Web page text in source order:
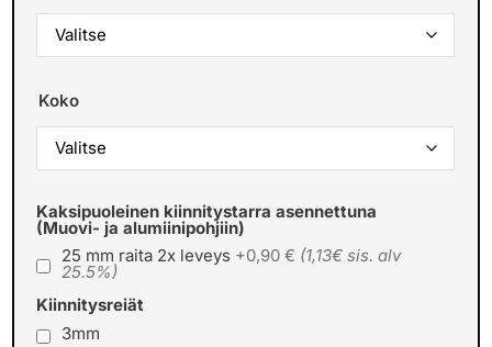
Koko
Kaksipuoleinen kiinnitystarra asennettuna
(Muovi- ja alumiinipohjiin)
25 mm raita 2x leveys +0,90 € (1,13€ sis. alv
25.5%)
Kiinnitysreiät
3mm